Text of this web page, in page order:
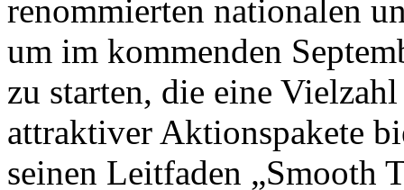
renommierten nationalen
um im kommenden
zu starten, die eine
attraktiver Aktionspakete
seinen Leitfaden „Smooth